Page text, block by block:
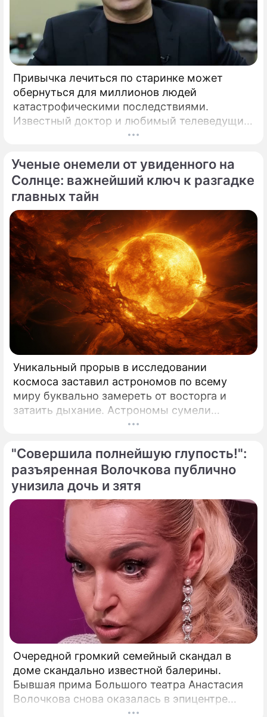
Привычка лечиться по старинке может
обернуться для миллионов людей
катастрофическими последствиями.
Известный доктор и любимый телеведущий
миллионов Александр Мясников обратил
мировой медицине, который буквально
перечеркнул все наши прошлые
представления о здоровье.
Ученые онемели от увиденного на
Солнце: важнейший ключ к разгадке
главных тайн
Уникальный прорыв в исследовании
космоса заставил астрономов по всему
миру буквально замереть от восторга и
затаить дыхание. Астрономы сумели
совершить невозможное и заглянуть в
доселе четкостью.
"Совершила полнейшую глупость!":
разъяренная Волочкова публично
унизила дочь и зятя
Очередной громкий семейный скандал в
доме скандально известной балерины.
Бывшая прима Большого театра Анастасия
Волочкова снова оказалась в эпицентре
громкого разбора полетов, который на этот